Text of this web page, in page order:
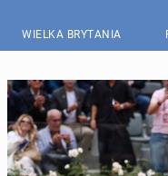
WIELKA BRYTANIA